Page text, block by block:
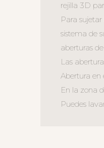
rejilla 3D
Para
sistema de
aberturas
Las
Abertura en
En la zona
Puedes